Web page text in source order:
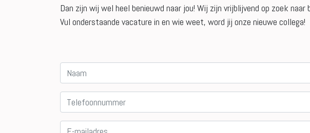
Dan zijn wij wel heel benieuwd naar jou! Wij zijn vrijblijvend op zoek
Vul onderstaande vacature in en wie weet, word jij onze nieuwe collega!